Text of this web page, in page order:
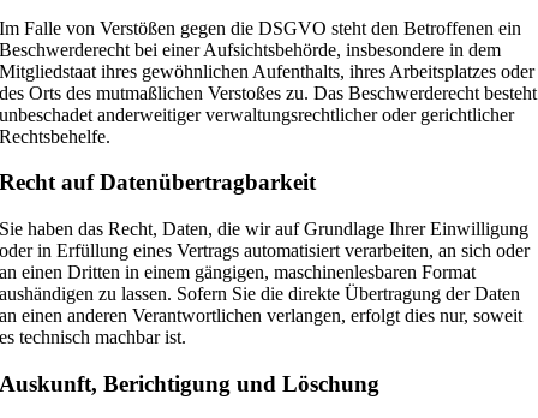
Im Falle von Verstößen gegen die DSGVO steht den Betroffenen ein
Beschwerderecht bei einer Aufsichtsbehörde, insbesondere in dem
Mitgliedstaat ihres gewöhnlichen Aufenthalts, ihres Arbeitsplatzes oder
des Orts des mutmaßlichen Verstoßes zu. Das Beschwerderecht besteht
unbeschadet anderweitiger verwaltungsrechtlicher oder gerichtlicher
Rechtsbehelfe.
Recht auf Daten­übertrag­barkeit
Sie haben das Recht, Daten, die wir auf Grundlage Ihrer Einwilligung
oder in Erfüllung eines Vertrags automatisiert verarbeiten, an sich oder
an einen Dritten in einem gängigen, maschinenlesbaren Format
aushändigen zu lassen. Sofern Sie die direkte Übertragung der Daten
an einen anderen Verantwortlichen verlangen, erfolgt dies nur, soweit
es technisch machbar ist.
Auskunft, Berichtigung und Löschung